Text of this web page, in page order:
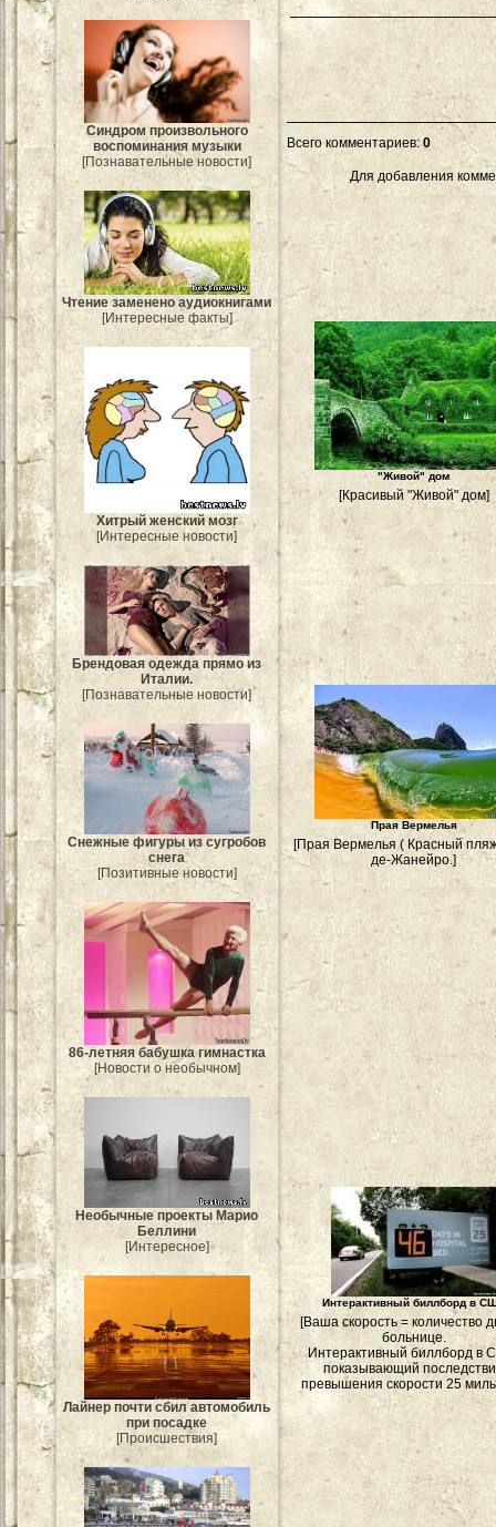
Синдром произвольного
воспоминания музыки
[Познавательные новости]
Чтение заменено аудиокнигами
[Интересные факты]
Хитрый женский мозг
[Интересные новости]
Брендовая одежда прямо из
Италии.
[Познавательные новости]
Снежные фигуры из сугробов
снега
[Позитивные новости]
86-летняя бабушка гимнастка
[Новости о необычном]
Необычные проекты Марио
Беллини
[Интересное]
Лайнер почти сбил автомобиль
при посадке
[Происшествия]
Всего комментариев:0
Для добавления
"Живой" дом
[Красивый "Живой" дом]
Прая Вермелья
[Прая Вермелья ( Красный
де-Жанейро.]
Интерактивный биллборд в
[Ваша скорость = количество
больнице.
Интерактивный биллборд в
показывающий
превышения скорости 25